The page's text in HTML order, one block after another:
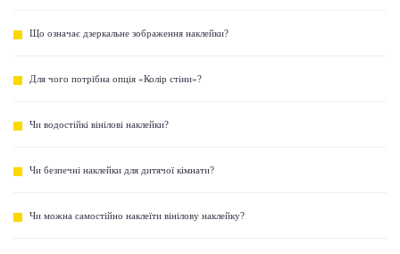
Що означає дзеркальне зображення наклейки?
Для чого потрібна опція «Колір стіни»?
Чи водостійкі вінілові наклейки?
Чи безпечні наклейки для дитячої кімнати?
Чи можна самостійно наклеїти вінілову наклейку?